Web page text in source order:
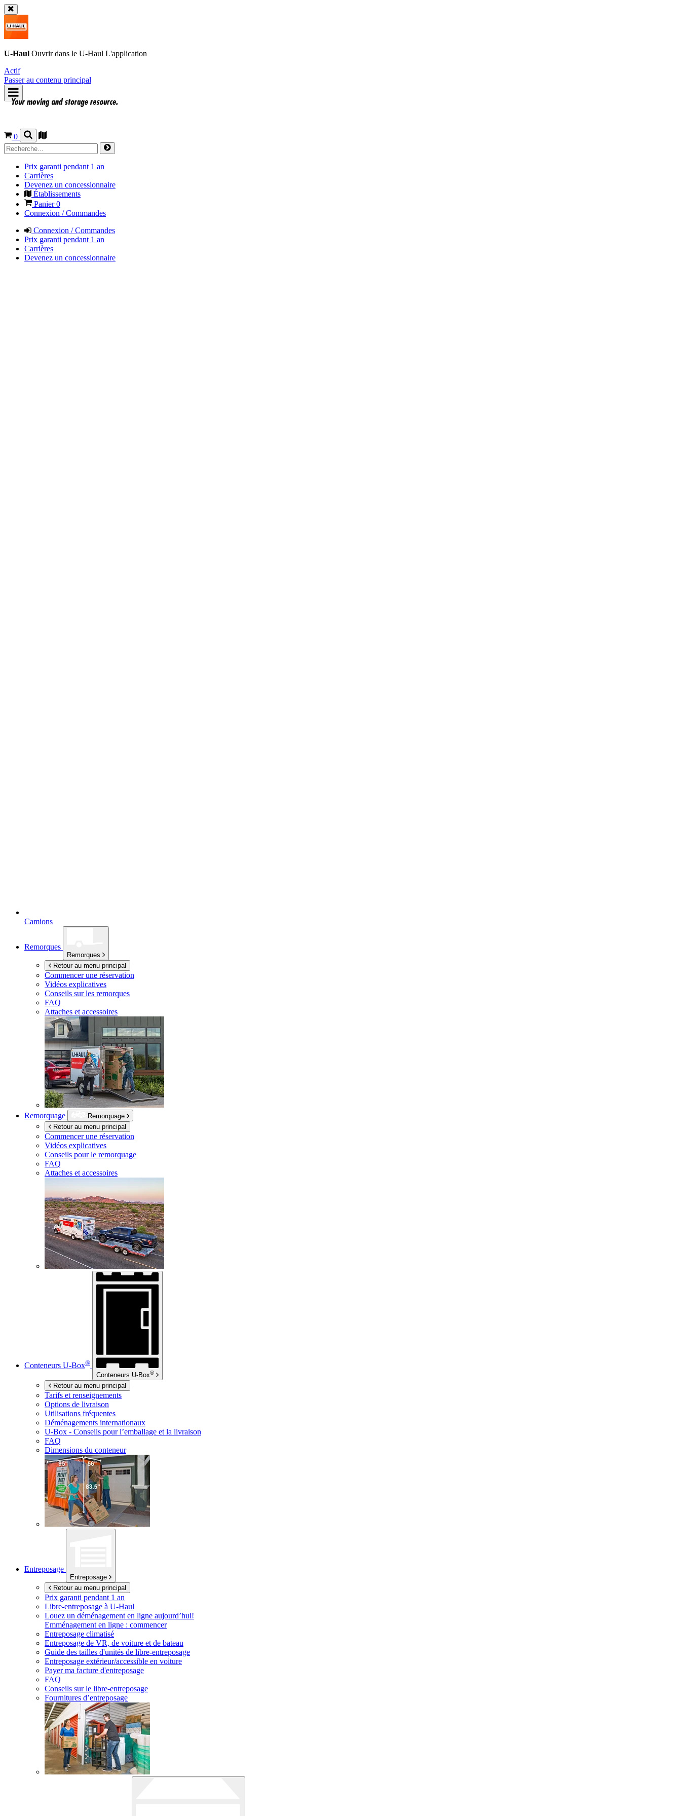
U-Haul Ouvrir dans le U-Haul L'application
Actif
Passer au contenu principal
0
Prix garanti pendant 1 an
Carrières
Devenez un concessionnaire
Établissements
Panier0
Connexion / Commandes
Connexion / Commandes
Prix garanti pendant 1 an
Carrières
Devenez un concessionnaire
Camions
Remorques
Remorques
Retour au menu principal
Commencer une réservation
Vidéos explicatives
Conseils sur les remorques
FAQ
Attaches et accessoires
Remorquage
Remorquage
Retour au menu principal
Commencer une réservation
Vidéos explicatives
Conseils pour le remorquage
FAQ
Attaches et accessoires
Conteneurs U-Box®
Conteneurs U-Box®
Retour au menu principal
Tarifs et renseignements
Options de livraison
Utilisations fréquentes
Déménagements internationaux
U-Box - Conseils pour l’emballage et la livraison
FAQ
Dimensions du conteneur
Entreposage
Entreposage
Retour au menu principal
Prix garanti pendant 1 an
Libre-entreposage à U-Haul
Louez un déménagement en ligne aujourd’hui!
Emménagement en ligne : commencer
Entreposage climatisé
Entreposage de VR, de voiture et de bateau
Guide des tailles d'unités de libre-entreposage
Entreposage extérieur/accessible en voiture
Payer ma facture d'entreposage
FAQ
Conseils sur le libre-entreposage
Fournitures d’entreposage